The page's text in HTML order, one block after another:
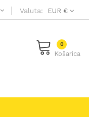
Valuta: EUR €
Košarica
0